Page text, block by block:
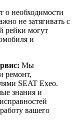
о необходимости
не затягивать с
рейки могут
и
Мы
ремонт,
SEAT Exeo.
знания и
вашего